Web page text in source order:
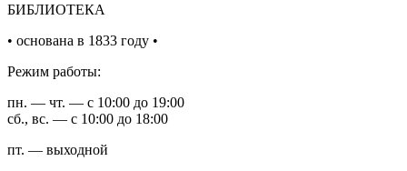
БИБЛИОТЕКА
• основана в 1833 году •
Режим работы:
пн. — чт. — с 10:00 до 19:00
сб., вс. — с 10:00 до 18:00
пт. — выходной